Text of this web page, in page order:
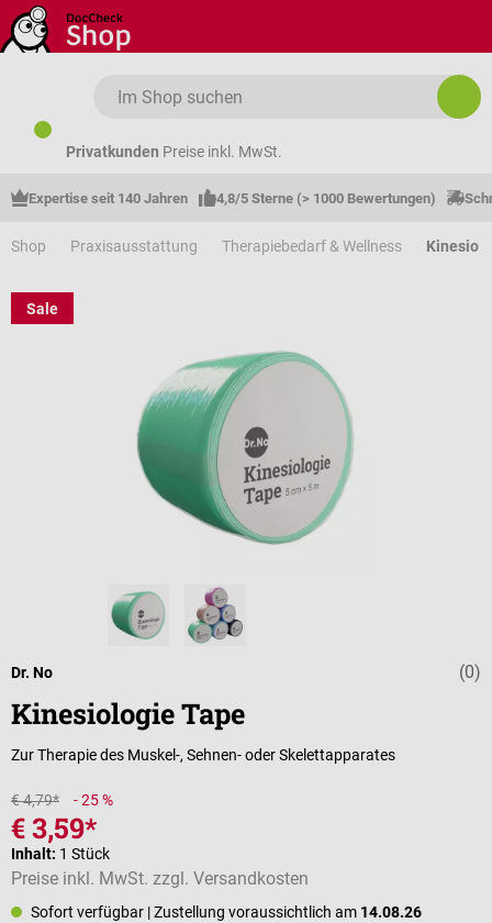
Zum Hauptinhalt springen
Privatkunden Preise inkl. MwSt.
Expertise seit 140 Jahren 4,8/5 Sterne (> 1000 Bewertungen)
Shop Praxisausstattung Therapiebedarf & Wellness Kinesio
Sale
(0)
Dr. No
Kinesiologie Tape
Zur Therapie des Muskel-, Sehnen- oder Skelettapparates
€ 4,79* - 25 %
€ 3,59*
Inhalt: 1 Stück
Preise inkl. MwSt. zzgl. Versandkosten
Sofort verfügbar | Zustellung voraussichtlich am 14.08.26